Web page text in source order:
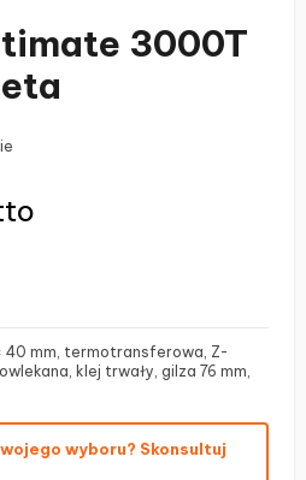
3000T
40 mm, termotransferowa, Z-
klej trwały, gilza 76 mm,
wyboru? Skonsultuj